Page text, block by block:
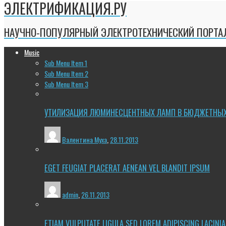
ЭЛЕКТРИФИКАЦИЯ.РУ
НАУЧНО-ПОПУЛЯРНЫЙ ЭЛЕКТРОТЕХНИЧЕСКИЙ
Music
Sub Menu Item 1
Sub Menu Item 2
Sub Menu Item 3
УТИЛИЗАЦИЯ ЛЮМИНЕСЦЕНТНЫХ ЛАМП В
Валентина Муха 28.11.2013
EGET FEUGIAT PLACERAT AENEAN VEL BLANDIT IPSUM
admin,26.11.2013
ETIAM VULPUTATE LIGULA SED LOREM ADIPISCING LACINIA